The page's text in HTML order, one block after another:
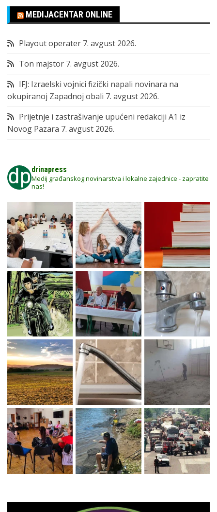
MEDIJACENTAR ONLINE
Playout operater 7. avgust 2026.
Ton majstor 7. avgust 2026.
IFJ: Izraelski vojnici fizički napali novinara na
okupiranoj Zapadnoj obali 7. avgust 2026.
Prijetnje i zastrašivanje upućeni redakciji A1 iz
Novog Pazara 7. avgust 2026.
drinapress
Medij građanskog novinarstva i lokalne zajednice - zapratite
nas!